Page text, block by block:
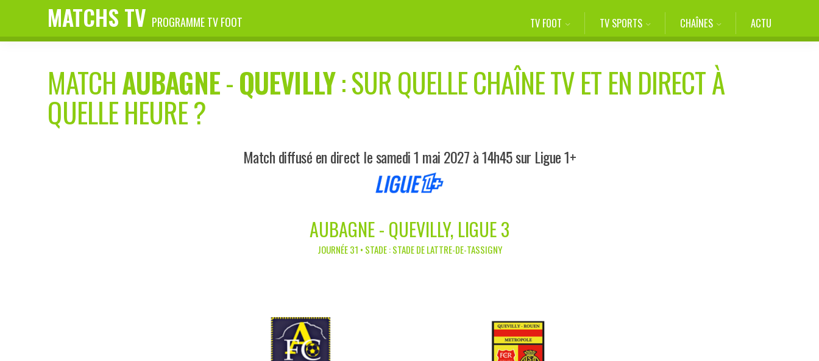
MATCHS TV PROGRAMME TV FOOT TV FOOT TV SPORTS CHAÎNES ACTU
MATCHAUBAGNE-QUEVILLY: SUR QUELLE CHAÎNE TV ET EN DIRECT À
QUELLE HEURE ?
Match diffusé en direct le samedi 1 mai 2027 à 14h45 sur Ligue 1+
AUBAGNE - QUEVILLY, LIGUE 3
JOURNÉE 31 • STADE : STADE DE LATTRE-DE-TASSIGNY